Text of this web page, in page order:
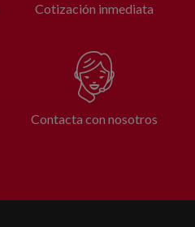
Cotización inmediata
Contacta con nosotros